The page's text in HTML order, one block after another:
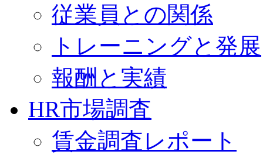
従業員との関係
トレーニングと発展
報酬と実績
HR市場調査
賃金調査レポート